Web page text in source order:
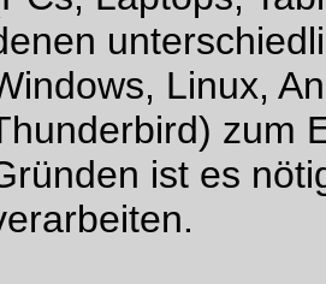
Linux,
zum
ist es